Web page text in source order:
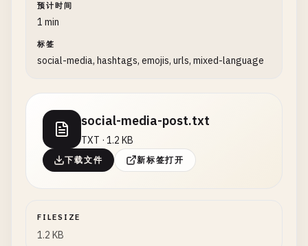
预计时间
1 min
标签
social-media, hashtags, emojis, urls, mixed-language
social-media-post.txt
TXT · 1.2 KB
下载文件 新标签打开
FILESIZE
1.2 KB